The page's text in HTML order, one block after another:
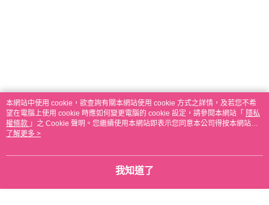
本網站中使用 cookie，欲查詢有關本網站使用 cookie 方式之詳情，及若您不希
望在電腦上使用 cookie 時應如何變更電腦的 cookie 設定，請參閱本網站「 隱私
權條款 」之 Cookie 聲明。您繼續使用本網站即表示您同意本公司得按本網站使
用條款之 Cookie 聲明使用 cookie。
了解更多 >
我知道了